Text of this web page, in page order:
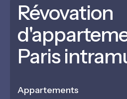
Révovation
Paris
Appartements